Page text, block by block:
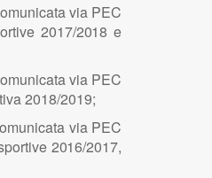
icata via PEC
ortive 2017/2018 e
icata via PEC
tiva2018/2019;
icata via PEC
ortive 2016/2017,